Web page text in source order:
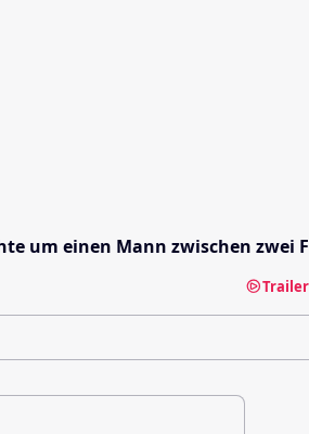
um einen Mann zwischen zwei